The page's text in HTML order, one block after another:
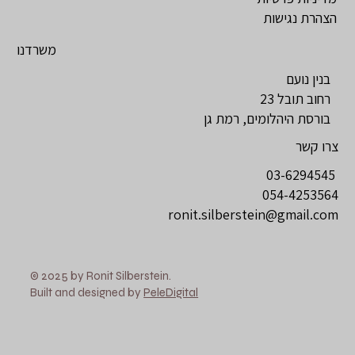
הצהרת נגישות
משרדנו
בנין נועם
רחוב תובל 23
בורסת היהלומים, רמת גן
צרו קשר
054-4253564
ronit.silberstein@gmail.com
© 2025 by Ronit Silberstein.
Built and designed by PeleDigital